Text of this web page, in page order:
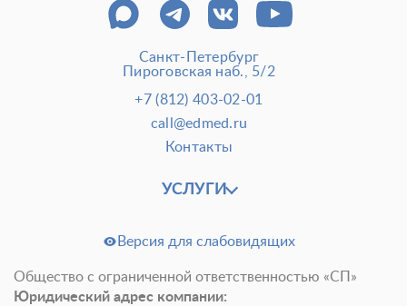
Санкт-Петербург
Пироговская наб., 5/2
+7 (812) 403-02-01
call@edmed.ru
Контакты
УСЛУГИ
Версия для слабовидящих
Общество с ограниченной ответственностью «СП»
Юридический адрес компании: